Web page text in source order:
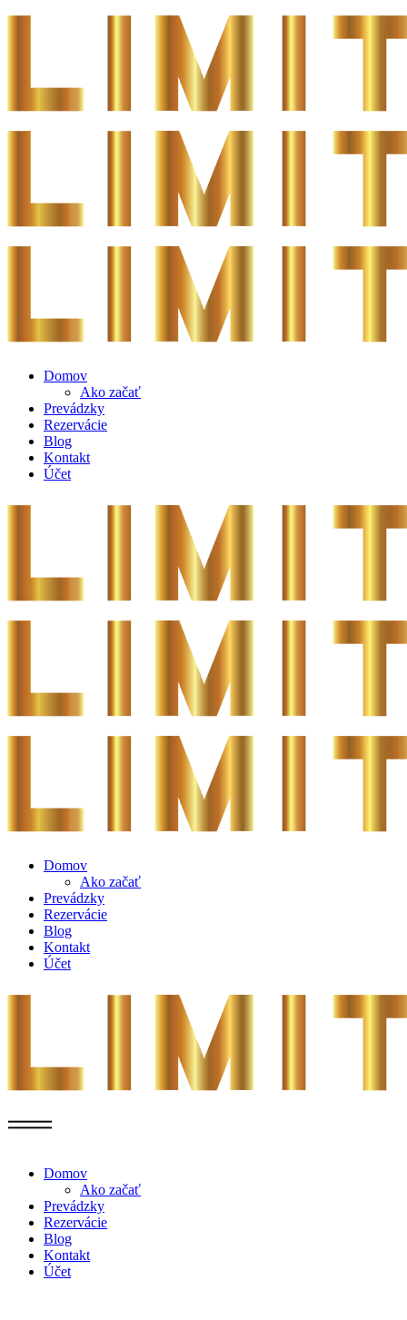
Domov
Ako začať
Prevádzky
Rezervácie
Blog
Kontakt
Účet
Domov
Ako začať
Prevádzky
Rezervácie
Blog
Kontakt
Účet
Domov
Ako začať
Prevádzky
Rezervácie
Blog
Kontakt
Účet